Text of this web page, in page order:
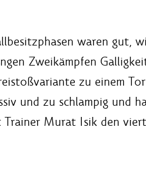
waren gut,
Zweikämpfen
zu einem Tor
und zu schlampig und
Trainer Murat Isik den